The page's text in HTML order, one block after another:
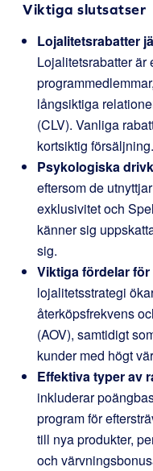
Viktiga slutsatser
Lojalitetsrabatter
Lojalitetsrabatter
långsiktiga
(CLV). Vanliga
kortsiktig försäljning.
Psykologiska
eftersom de
exklusivitet och
känner sig
sig.
Viktiga fördelar
lojalitetsstrategi
återköpsfrekvens
(AOV), samtidigt
kunder med högt
Effektiva typer av
inkluderar
program för
till nya produkter,
och